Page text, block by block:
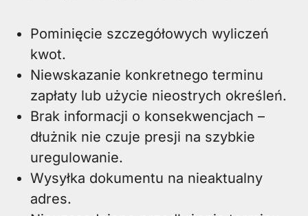
Pominięcie szczegółowych wyliczeń
kwot.
Niewskazanie konkretnego terminu
zapłaty lub użycie nieostrych określeń.
Brak informacji o konsekwencjach –
dłużnik nie czuje presji na szybkie
uregulowanie.
Wysyłka dokumentu na nieaktualny
adres.